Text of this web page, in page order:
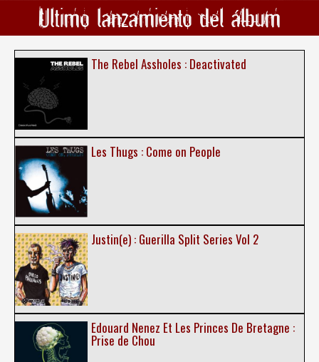
Ultimo lanzamiento del álbum
The Rebel Assholes : Deactivated
Les Thugs : Come on People
Justin(e) : Guerilla Split Series Vol 2
Edouard Nenez Et Les Princes De Bretagne :
Prise de Chou